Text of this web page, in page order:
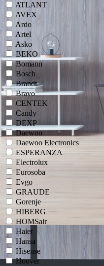
ATLANT
AVEX
Ardo
Artel
Asko
BEKO
Bomann
Bosch
Brandt
Bravo
CENTEK
Candy
DEXP
Daewoo
Daewoo Electronics
ESPERANZA
Electrolux
Eurosoba
Evgo
GRAUDE
Gorenje
HIBERG
HOMSair
Haier
Hansa
Hisense
Hoover